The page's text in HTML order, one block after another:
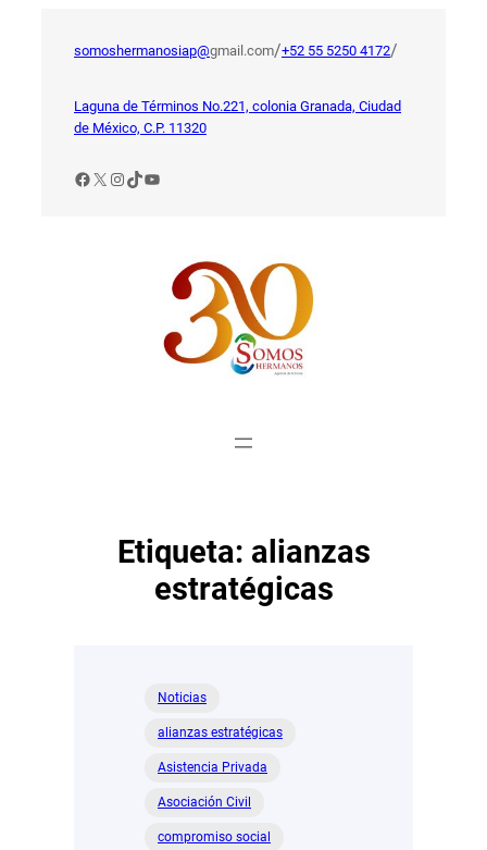
somoshermanosiap@gmail.com/+52 55 5250 4172/
Laguna de Términos No.221, colonia Granada, Ciudad
de México, C.P. 11320
Facebook
X Instagram
TikTok
YouTube
Etiqueta: alianzas
estratégicas
Noticias
alianzas estratégicas
Asistencia Privada
Asociación Civil
compromiso social